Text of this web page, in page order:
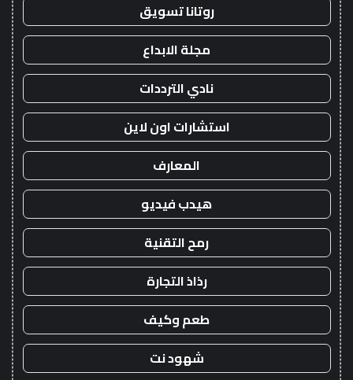
روتانا تسويق
مجلة الابداع
نادي الترددات
استشارات اون لاين
المعارف
هيدب فيديو
رمح التقنية
رذاذ التجارة
طعم وكيف
شهود نت